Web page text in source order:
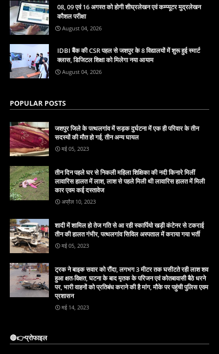
08, 09 एवं 16 अगस्त को होगी शीघ्रलेखन एवं कम्प्यूटर मुद्रलेखन
कौशल परीक्षा
August 04, 2026
IDBI बैंक की CSR पहल से जशपुर के 8 विद्यालयों में शुरू हुई स्मार्ट
क्लास, डिजिटल शिक्षा को मिलेगा नया आयाम
August 04, 2026
POPULAR POSTS
जशपुर जिले के पत्थलगांव में सड़क दुर्घटना में एक ही परिवार के तीन
सदस्यों की मौत हो गई, तीन अन्य घायल
मई 05, 2023
तीन दिन पहले घर से निकली महिला शिक्षिका की नदी किनारे मिलीं
लावारिस हालत में लाश, लाश से पहले मिली थी लावारिस हालत में मिली
कार एवम कई दस्तावेज
अप्रैल 10, 2023
शादी में शामिल हो तेज गति से आ रही स्कार्पियो खड़ी कंटेनर से टकराई
तीन की हालत गंभीर, पत्थलगांव सिविल अस्पताल में कराया गया भर्ती
मई 05, 2023
ट्रक ने बाइक सवार को रौंदा, लगभग 3 मीटर तक घसीटते रही लाश शव
हुआ क्षत-विक्षत, घटना के बाद मृतक के परिजन एवं कोतबावासी बैठे धरने
पर, भारी वाहनों को प्रतिबंध कराने की है मांग, मौके पर पहुंची पुलिस एवम
प्रशासन
मई 14, 2023
🔴👉प्रोफाइल